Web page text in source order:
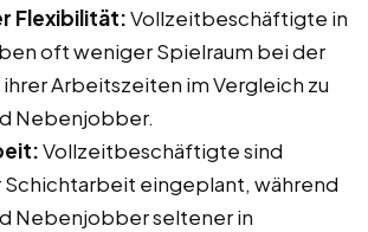
Flexibilität:Vollzeitbeschäftigte in
oft weniger Spielraum bei der
Arbeitszeiten im Vergleich zu
Nebenjobber.
Vollzeitbeschäftigte sind
Schichtarbeit eingeplant, während
Nebenjobber seltener in